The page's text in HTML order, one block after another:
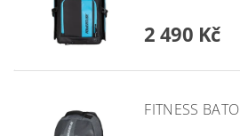
2 490 Kč
FITNESS